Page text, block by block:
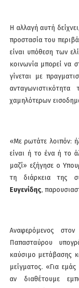
Η αλλαγή αυτή
προστασία του
είναι υπόθεση των
κοινωνία μπορεί να
γίνεται με
χαμηλότερων
«Με ρωτάτε λοιπόν:
είναι ή το ένα ή το
μαζί» εξήγησε ο
τη διάρκεια της
Ευγενίδης,
Αναφερόμενος
Παπασταύρου
καύσιμο μετάβασης
μείγματος. «Για
αν διαθέτουμε